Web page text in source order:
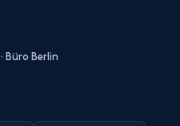
Büro Berlin